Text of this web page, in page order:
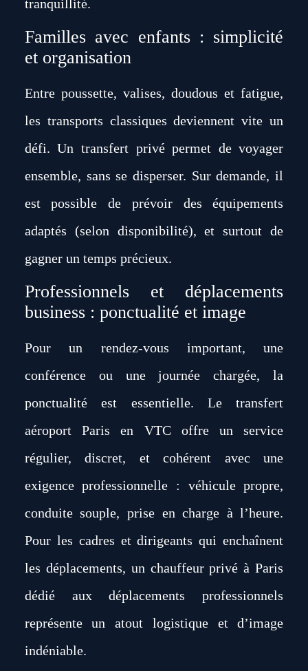
tranquillité.
Familles avec enfants : simplicité
et organisation
Entre poussette, valises, doudous et fatigue,
les transports classiques deviennent vite un
défi. Un transfert privé permet de voyager
ensemble, sans se disperser. Sur demande, il
est possible de prévoir des équipements
adaptés (selon disponibilité), et surtout de
gagner un temps précieux.
Professionnels et déplacements
business : ponctualité et image
Pour un rendez-vous important, une
conférence ou une journée chargée, la
ponctualité est essentielle. Le transfert
aéroport Paris en VTC offre un service
régulier, discret, et cohérent avec une
exigence professionnelle : véhicule propre,
conduite souple, prise en charge à l’heure.
Pour les cadres et dirigeants qui enchaînent
les déplacements, un chauffeur privé à Paris
dédié aux déplacements professionnels
représente un atout logistique et d’image
indéniable.